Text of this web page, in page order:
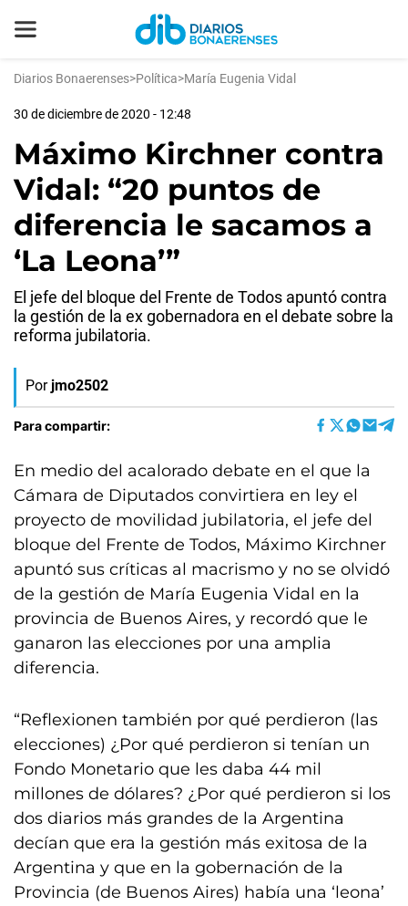
Diarios Bonaerenses>Política>María Eugenia Vidal
30 de diciembre de 2020 - 12:48
Máximo Kirchner contra
Vidal: “20 puntos de
diferencia le sacamos a
‘La Leona’”
El jefe del bloque del Frente de Todos apuntó contra
la gestión de la ex gobernadora en el debate sobre la
reforma jubilatoria.
Por jmo2502
Para compartir:
En medio del acalorado debate en el que la
Cámara de Diputados convirtiera en ley el
proyecto de movilidad jubilatoria, el jefe del
bloque del Frente de Todos, Máximo Kirchner
apuntó sus críticas al macrismo y no se olvidó
de la gestión de María Eugenia Vidal en la
provincia de Buenos Aires, y recordó que le
ganaron las elecciones por una amplia
diferencia.
“Reflexionen también por qué perdieron (las
elecciones) ¿Por qué perdieron si tenían un
Fondo Monetario que les daba 44 mil
millones de dólares? ¿Por qué perdieron si los
dos diarios más grandes de la Argentina
decían que era la gestión más exitosa de la
Argentina y que en la gobernación de la
Provincia (de Buenos Aires) había una ‘leona’